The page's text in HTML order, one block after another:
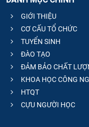
GIỚI THIỆU
CƠ CẤU TỔ CHỨC
TUYỂN SINH
ĐÀO TẠO
ĐẢM BẢO CHẤT
KHOA HỌC CÔNG
HTQT
CỰU NGƯỜI HỌC